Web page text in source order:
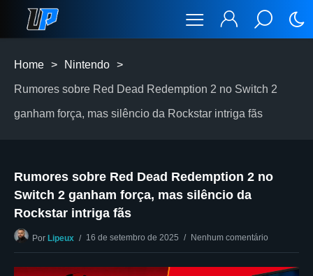
Home > Nintendo >
Rumores sobre Red Dead Redemption 2 no Switch 2
ganham força, mas silêncio da Rockstar intriga fãs
Rumores sobre Red Dead Redemption 2 no
Switch 2 ganham força, mas silêncio da
Rockstar intriga fãs
Por Lipeux 16 de setembro de 2025 Nenhum comentário